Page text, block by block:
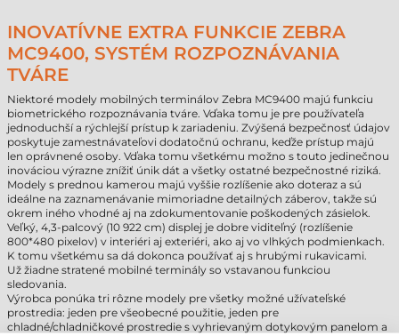
INOVATÍVNE EXTRA FUNKCIE ZEBRA
MC9400, SYSTÉM ROZPOZNÁVANIA
TVÁRE
Niektoré modely mobilných terminálov Zebra MC9400 majú funkciu
biometrického rozpoznávania tváre. Vďaka tomu je pre používateľa
jednoduchší a rýchlejší prístup k zariadeniu. Zvýšená bezpečnosť údajov
poskytuje zamestnávateľovi dodatočnú ochranu, keďže prístup majú
len oprávnené osoby. Vďaka tomu všetkému možno s touto jedinečnou
inováciou výrazne znížiť únik dát a všetky ostatné bezpečnostné riziká.
Modely s prednou kamerou majú vyššie rozlíšenie ako doteraz a sú
ideálne na zaznamenávanie mimoriadne detailných záberov, takže sú
okrem iného vhodné aj na zdokumentovanie poškodených zásielok.
Veľký, 4,3-palcový (10 922 cm) displej je dobre viditeľný (rozlíšenie
800*480 pixelov) v interiéri aj exteriéri, ako aj vo vlhkých podmienkach.
K tomu všetkému sa dá dokonca používať aj s hrubými rukavicami.
Už žiadne stratené mobilné terminály so vstavanou funkciou
sledovania.
Výrobca ponúka tri rôzne modely pre všetky možné užívateľské
prostredia: jeden pre všeobecné použitie, jeden pre
chladné/chladničkové prostredie s vyhrievaným dotykovým panelom a